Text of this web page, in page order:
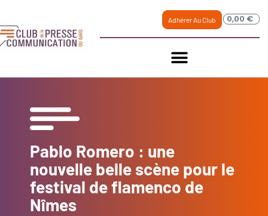
Adhérer Au Club 0,00 €
Pablo Romero : une
nouvelle belle scène pour le
festival de flamenco de
Nîmes